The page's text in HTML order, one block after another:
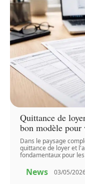
Quittance de
bon modèle pour
Dans le paysage
quittance de loyer et
fondamentaux pour
News 03/05/